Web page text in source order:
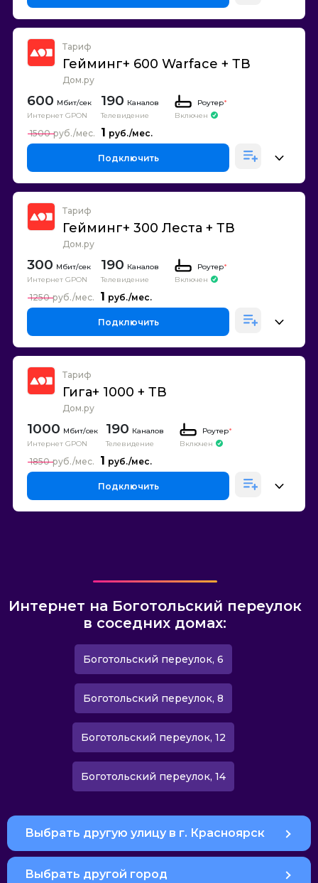
Тариф
Гейминг+ 600 Warface + ТВ
Дом.ру
600
Интернет GPON
190 Каналов
Телевидение
Роутер*
Включен
1
1500
Подключить
Тариф
Гейминг+ 300 Леста + ТВ
Дом.ру
300
Интернет GPON
190 Каналов
Телевидение
Роутер*
Включен
1
1250
Подключить
Тариф
Гига+ 1000 + ТВ
Дом.ру
1000
Интернет GPON
190 Каналов
Телевидение
Роутер*
Включен
1
1850
Подключить
Интернет на Боготольский переулок
в соседних домах:
Боготольский переулок, 6
Боготольский переулок, 8
Боготольский переулок, 12
Боготольский переулок, 14
Выбрать другую улицу в г. Красноярск
Выбрать другой город